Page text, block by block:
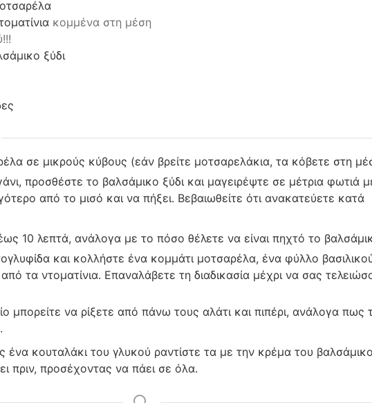
κομμένα στη μέση
ξύδι
σε μικρούς κύβους (εάν βρείτε μοτσαρελάκια, τα κόβετε στη
προσθέστε το βαλσάμικο ξύδι και μαγειρέψτε σε μέτρια φωτιά
από το μισό και να πήξει. Βεβαιωθείτε ότι ανακατεύετε κατά
10 λεπτά, ανάλογα με το πόσο θέλετε να είναι πηχτό το
και κολλήστε ένα κομμάτι μοτσαρέλα, ένα φύλλο
τα ντοματίνια. Επαναλάβετε τη διαδικασία μέχρι να σας
μπορείτε να ρίξετε από πάνω τους αλάτι και πιπέρι, ανάλογα πως
ένα κουταλάκι του γλυκού ραντίστε τα με την κρέμα του
πριν, προσέχοντας να πάει σε όλα.